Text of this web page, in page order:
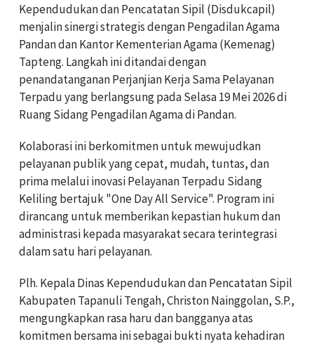
Kependudukan dan Pencatatan Sipil (Disdukcapil)
menjalin sinergi strategis dengan Pengadilan Agama
Pandan dan Kantor Kementerian Agama (Kemenag)
Tapteng. Langkah ini ditandai dengan
penandatanganan Perjanjian Kerja Sama Pelayanan
Terpadu yang berlangsung pada Selasa 19 Mei 2026 di
Ruang Sidang Pengadilan Agama di Pandan.
Kolaborasi ini berkomitmen untuk mewujudkan
pelayanan publik yang cepat, mudah, tuntas, dan
prima melalui inovasi Pelayanan Terpadu Sidang
Keliling bertajuk "One Day All Service". Program ini
dirancang untuk memberikan kepastian hukum dan
administrasi kepada masyarakat secara terintegrasi
dalam satu hari pelayanan.
Plh. Kepala Dinas Kependudukan dan Pencatatan Sipil
Kabupaten Tapanuli Tengah, Christon Nainggolan, S.P.,
mengungkapkan rasa haru dan bangganya atas
komitmen bersama ini sebagai bukti nyata kehadiran